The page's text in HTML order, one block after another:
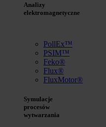
Analizy
elektromagnetyczne
PollEx™
PSIM™
Feko®
Flux®
FluxMotor®
Symulacje
procesów
wytwarzania